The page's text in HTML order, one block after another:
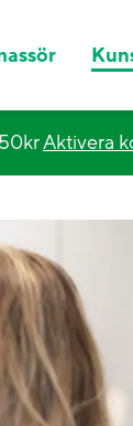
Aktivera